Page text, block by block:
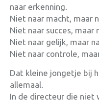
naar erkenning.
Niet naar macht, maar
Niet naar succes, maar
Niet naar gelijk, maar
Niet naar controle,
Dat kleine jongetje bij
allemaal.
In de directeur die niet